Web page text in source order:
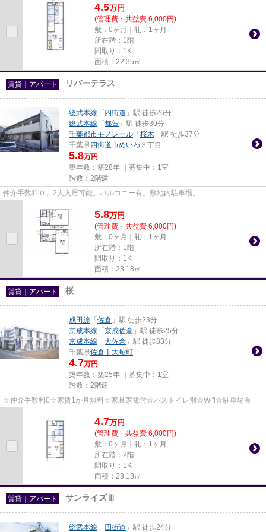
4.5万円
(管理費・共益費 6,000円)
敷：0ヶ月｜礼：1ヶ月
所在階：1階
間取り：1K
面積：22.35㎡
賃貸｜アパート リバーテラス
総武本線 「 四街道 」駅 徒歩26分
総武本線 「 都賀 」駅 徒歩30分
千葉都市モノレール 「 桜木 」駅 徒歩37分
千葉県四街道市めいわ ３丁目
5.8万円
築年数：築28年 ｜募集中： 1室
階数：2階建
仲介手数料０。2人入居可能。バルコニー有。敷地内駐車場。
5.8万円
(管理費・共益費 6,000円)
敷：0ヶ月｜礼：1ヶ月
所在階：1階
間取り：1K
面積：23.18㎡
賃貸｜アパート 桜
成田線 「 佐倉 」駅 徒歩23分
京成本線 「 京成佐倉 」駅 徒歩25分
京成本線 「 大佐倉 」駅 徒歩33分
千葉県佐倉市大蛇町
4.7万円
築年数：築25年 ｜募集中： 1室
階数：2階建
☆仲介手数料0☆家賃1か月無料☆家具家電付☆バストイレ別☆Wifi☆駐車場有
4.7万円
(管理費・共益費 6,000円)
敷：0ヶ月｜礼：1ヶ月
所在階：2階
間取り：1K
面積：23.18㎡
賃貸｜アパート サンライズⅢ
総武本線 「 四街道 」駅 徒歩24分